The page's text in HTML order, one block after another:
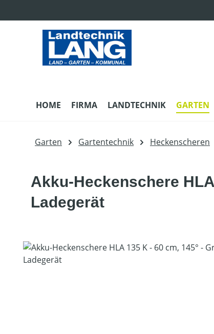
HOME FIRMA LANDTECHNIK GARTEN
Garten Gartentechnik Heckenscheren
Akku-Heckenschere
Ladegerät
Bildergalerie überspringen